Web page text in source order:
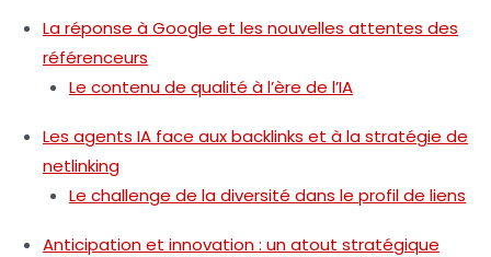
La réponse à Google et les nouvelles attentes des
référenceurs
Le contenu de qualité à l’ère de l’IA
Les agents IA face aux backlinks et à la stratégie de
netlinking
Le challenge de la diversité dans le profil de liens
Anticipation et innovation : un atout stratégique